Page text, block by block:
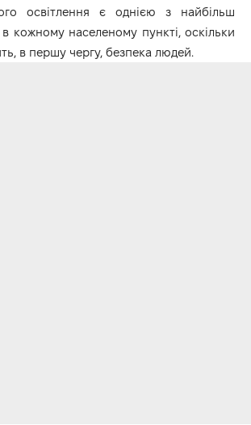
освітлення є однією з найбільш
кожному населеному пункті, оскільки
в першу чергу, безпека людей.